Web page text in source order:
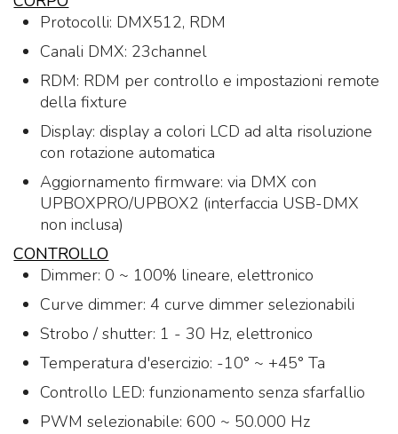
Protocolli: DMX512, RDM
Canali DMX: 23channel
RDM: RDM per controllo e impostazioni remote
della fixture
Display: display a colori LCD ad alta risoluzione
con rotazione automatica
Aggiornamento firmware: via DMX con
UPBOXPRO/UPBOX2 (interfaccia USB-DMX
non inclusa)
CONTROLLO
Dimmer: 0 ~ 100% lineare, elettronico
Curve dimmer: 4 curve dimmer selezionabili
Strobo / shutter: 1 - 30 Hz, elettronico
Temperatura d'esercizio: -10° ~ +45° Ta
Controllo LED: funzionamento senza sfarfallio
PWM selezionabile: 600 ~ 50.000 Hz